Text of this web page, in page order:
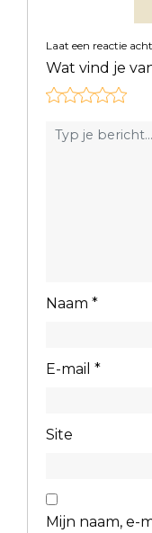
Laat een reactie
Wat vind je
Naam *
E-mail *
Site
Mijn naam, e-